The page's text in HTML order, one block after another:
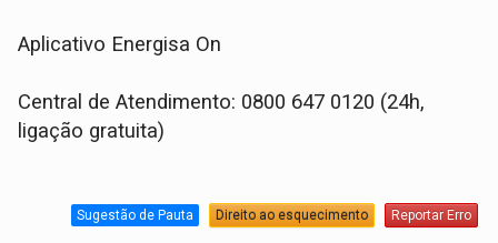
Aplicativo Energisa On
Central de Atendimento: 0800 647 0120 (24h,
ligação gratuita)
Sugestão de Pauta Direito ao esquecimento Reportar Erro